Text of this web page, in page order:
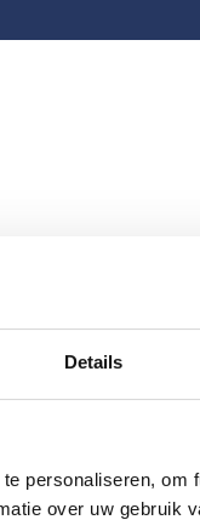
Details
personaliseren,
over uw gebruik
te vervoeren. De